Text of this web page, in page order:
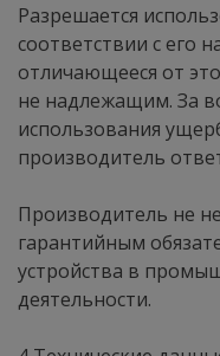
Разрешается
соответствии с его
отличающееся от
не надлежащим. За
использования
производитель
Производитель не
гарантийным
устройства в
деятельности.